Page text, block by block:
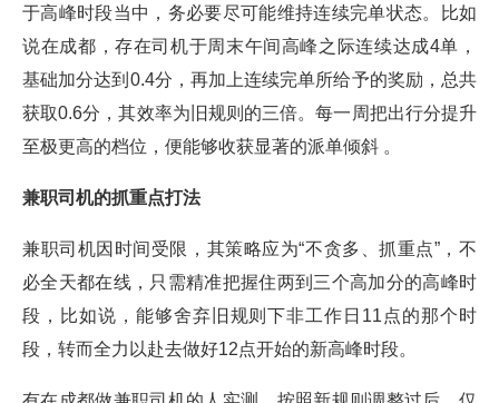
于高峰时段当中，务必要尽可能维持连续完单状态。比如
说在成都，存在司机于周末午间高峰之际连续达成4单，
基础加分达到0.4分，再加上连续完单所给予的奖励，总共
获取0.6分，其效率为旧规则的三倍。每一周把出行分提升
至极更高的档位，便能够收获显著的派单倾斜 。
兼职司机的抓重点打法
兼职司机因时间受限，其策略应为“不贪多、抓重点”，不
必全天都在线，只需精准把握住两到三个高加分的高峰时
段，比如说，能够舍弃旧规则下非工作日11点的那个时
段，转而全力以赴去做好12点开始的新高峰时段。